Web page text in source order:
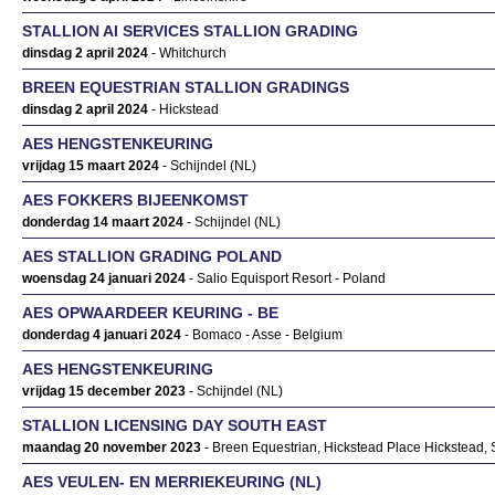
STALLION AI SERVICES STALLION GRADING
dinsdag 2 april 2024- Whitchurch
BREEN EQUESTRIAN STALLION GRADINGS
dinsdag 2 april 2024- Hickstead
AES HENGSTENKEURING
vrijdag 15 maart 2024- Schijndel (NL)
AES FOKKERS BIJEENKOMST
donderdag 14 maart 2024- Schijndel (NL)
AES STALLION GRADING POLAND
woensdag 24 januari 2024- Salio Equisport Resort - Poland
AES OPWAARDEER KEURING - BE
donderdag 4 januari 2024- Bomaco - Asse - Belgium
AES HENGSTENKEURING
vrijdag 15 december 2023- Schijndel (NL)
STALLION LICENSING DAY SOUTH EAST
maandag 20 november 2023- Breen Equestrian, Hickstead Place Hickstead,
AES VEULEN- EN MERRIEKEURING (NL)